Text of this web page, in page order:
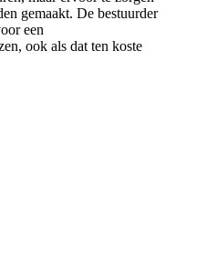
gemaakt. De bestuurder
een
ook als dat ten koste